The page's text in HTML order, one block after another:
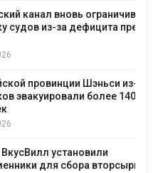
вновь ограничивает
из-за дефицита пресной
Шэньси из-за
более 140 тыс.
установили
для сбора вторсырья